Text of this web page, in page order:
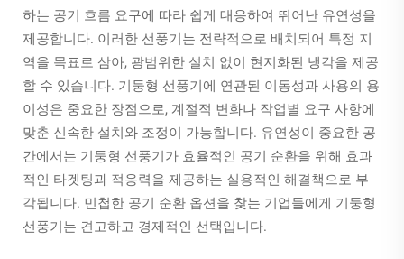
하는 공기 흐름 요구에 따라 쉽게 대응하여 뛰어난 유연성을
제공합니다. 이러한 선풍기는 전략적으로 배치되어 특정 지
역을 목표로 삼아, 광범위한 설치 없이 현지화된 냉각을 제공
할 수 있습니다. 기둥형 선풍기에 연관된 이동성과 사용의 용
이성은 중요한 장점으로, 계절적 변화나 작업별 요구 사항에
맞춘 신속한 설치와 조정이 가능합니다. 유연성이 중요한 공
간에서는 기둥형 선풍기가 효율적인 공기 순환을 위해 효과
적인 타겟팅과 적응력을 제공하는 실용적인 해결책으로 부
각됩니다. 민첩한 공기 순환 옵션을 찾는 기업들에게 기둥형
선풍기는 견고하고 경제적인 선택입니다.